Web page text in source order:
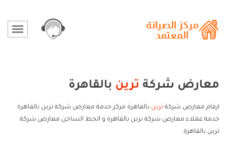
معارض شركة ترين بالقاهرة
ارقام معارض شركة ترين بالقاهرة مركز خدمة معارض شركة ترين بالقاهرة
خدمة عملاء معارض شركة ترين بالقاهرة و الخط الساخن معارض شركة
ترين بالقاهرة.